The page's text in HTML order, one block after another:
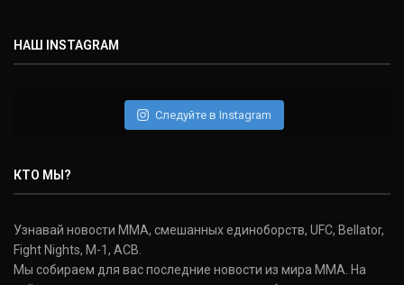
НАШ INSTAGRAM
Следуйте в Instagram
КТО МЫ?
Узнавай новости ММА, смешанных единоборств, UFC, Bellator,
Fight Nights, M-1, ACB.
Мы собираем для вас последние новости из мира ММА. На